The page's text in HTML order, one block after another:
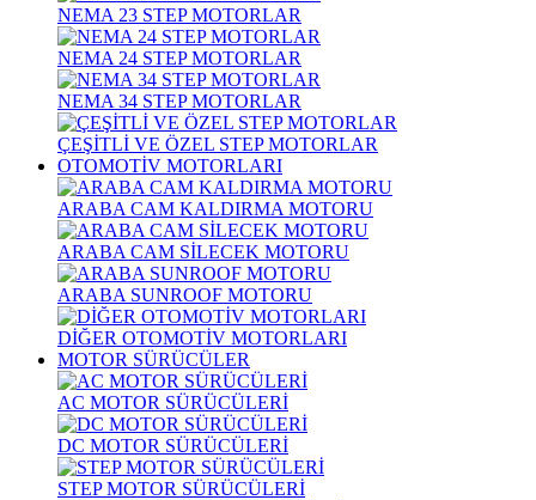
NEMA 23 STEP MOTORLAR
NEMA 24 STEP MOTORLAR
NEMA 34 STEP MOTORLAR
ÇEŞİTLİ VE ÖZEL STEP MOTORLAR
OTOMOTİV MOTORLARI
ARABA CAM KALDIRMA MOTORU
ARABA CAM SİLECEK MOTORU
ARABA SUNROOF MOTORU
DİĞER OTOMOTİV MOTORLARI
MOTOR SÜRÜCÜLER
AC MOTOR SÜRÜCÜLERİ
DC MOTOR SÜRÜCÜLERİ
STEP MOTOR SÜRÜCÜLERİ